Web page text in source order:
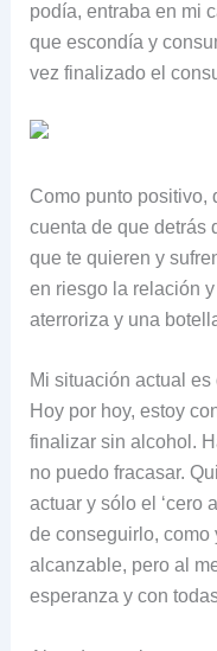
podía, entraba en mi
que escondía y
vez finalizado el
Como punto positivo,
cuenta de que detrás
que te quieren y
en riesgo la relación
aterroriza y una
Mi situación actual
Hoy por hoy, estoy
finalizar sin alcohol.
no puedo fracasar.
actuar y sólo el ‘cero
de conseguirlo, como
alcanzable, pero al
esperanza y con